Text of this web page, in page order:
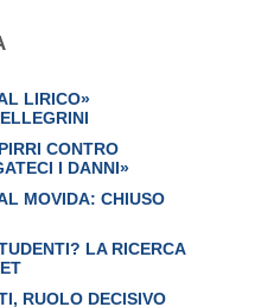
LIRICO»
CONTRO
I DANNI»
MOVIDA: CHIUSO
LA RICERCA
RUOLO DECISIVO